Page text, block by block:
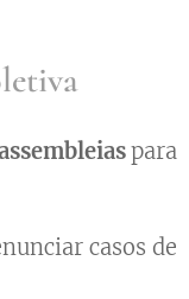
para
casos de